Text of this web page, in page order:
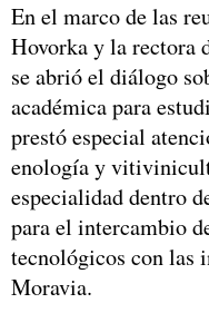
En el marco de las
Hovorka y la rectora
se abrió el diálogo
académica para
prestó especial
enología y
especialidad dentro
para el intercambio
tecnológicos con las
Moravia.